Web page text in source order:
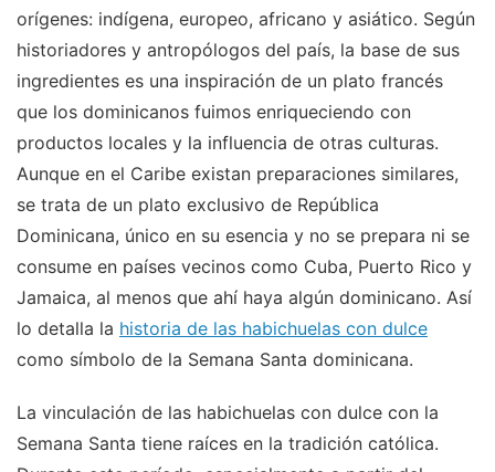
orígenes: indígena, europeo, africano y asiático. Según
historiadores y antropólogos del país, la base de sus
ingredientes es una inspiración de un plato francés
que los dominicanos fuimos enriqueciendo con
productos locales y la influencia de otras culturas.
Aunque en el Caribe existan preparaciones similares,
se trata de un plato exclusivo de República
Dominicana, único en su esencia y no se prepara ni se
consume en países vecinos como Cuba, Puerto Rico y
Jamaica, al menos que ahí haya algún dominicano. Así
lo detalla la historia de las habichuelas con dulce
como símbolo de la Semana Santa dominicana.
La vinculación de las habichuelas con dulce con la
Semana Santa tiene raíces en la tradición católica.